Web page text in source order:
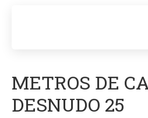
METROS DE
DESNUDO 25